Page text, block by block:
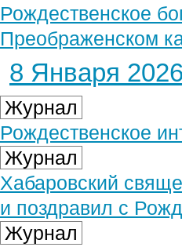
Рождественское
Преображенском
8 Января 2026
Журнал
Рождественское
Журнал
Хабаровский
и поздравил с
Журнал